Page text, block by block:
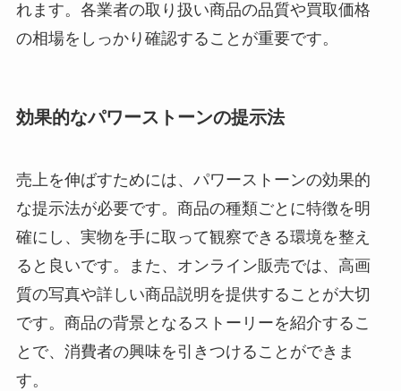
れます。各業者の取り扱い商品の品質や買取価格
の相場をしっかり確認することが重要です。
効果的なパワーストーンの提示法
売上を伸ばすためには、パワーストーンの効果的
な提示法が必要です。商品の種類ごとに特徴を明
確にし、実物を手に取って観察できる環境を整え
ると良いです。また、オンライン販売では、高画
質の写真や詳しい商品説明を提供することが大切
です。商品の背景となるストーリーを紹介するこ
とで、消費者の興味を引きつけることができま
す。